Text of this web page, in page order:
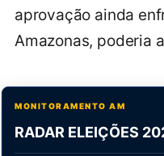
aprovação ainda
Amazonas, poderia
MONITORAMENTO AM
RADAR ELEIÇÕES